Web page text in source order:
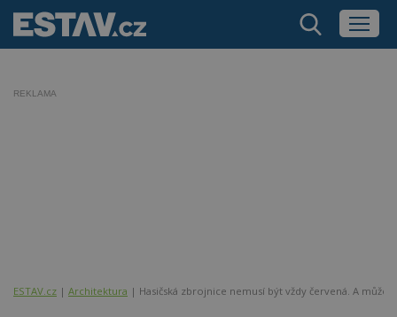
REKLAMA
ESTAV.cz Architektura Hasičská zbrojnice nemusí být vždy červená. A